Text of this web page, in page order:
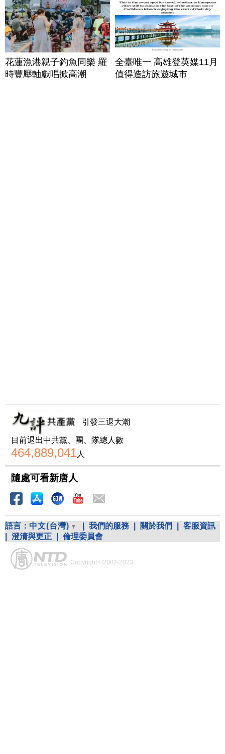
花蓮漁港親子釣魚同樂 羅
時豐壓軸獻唱掀高潮
全臺唯一 高雄登英媒11月
值得造訪旅遊城市
引發三退大潮
目前退出中共黨、團、隊總人數
464,889,041人
隨處可看新唐人
語言： 中文(台灣) 我們的服務 關於我們
客服資訊
澄清與更正 倫理委員會
Copyright ©2002-2023